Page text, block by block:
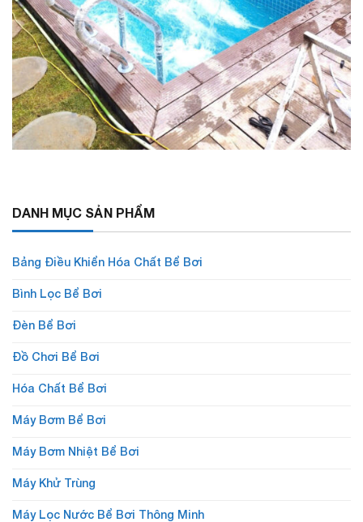
DANH MỤC SẢN PHẨM
Bảng Điều Khiển Hóa Chất Bể Bơi
Bình Lọc Bể Bơi
Đèn Bể Bơi
Đồ Chơi Bể Bơi
Hóa Chất Bể Bơi
Máy Bơm Bể Bơi
Máy Bơm Nhiệt Bể Bơi
Máy Khử Trùng
Máy Lọc Nước Bể Bơi Thông Minh